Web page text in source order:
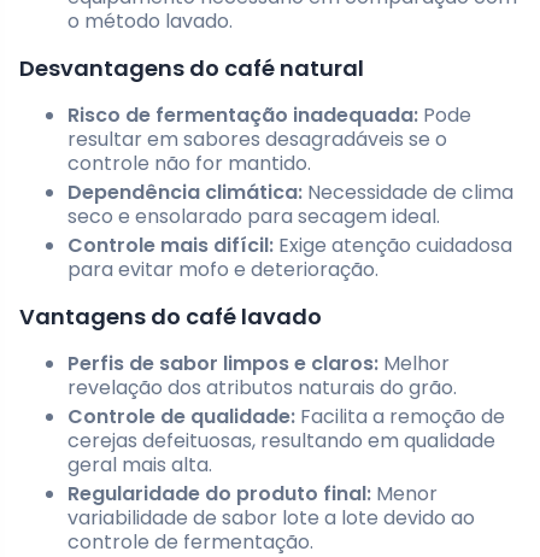
o método lavado.
Desvantagens do café natural
Risco de fermentação inadequada: Pode
resultar em sabores desagradáveis se o
controle não for mantido.
Dependência climática: Necessidade de clima
seco e ensolarado para secagem ideal.
Controle mais difícil: Exige atenção cuidadosa
para evitar mofo e deterioração.
Vantagens do café lavado
Perfis de sabor limpos e claros: Melhor
revelação dos atributos naturais do grão.
Controle de qualidade: Facilita a remoção de
cerejas defeituosas, resultando em qualidade
geral mais alta.
Regularidade do produto final: Menor
variabilidade de sabor lote a lote devido ao
controle de fermentação.